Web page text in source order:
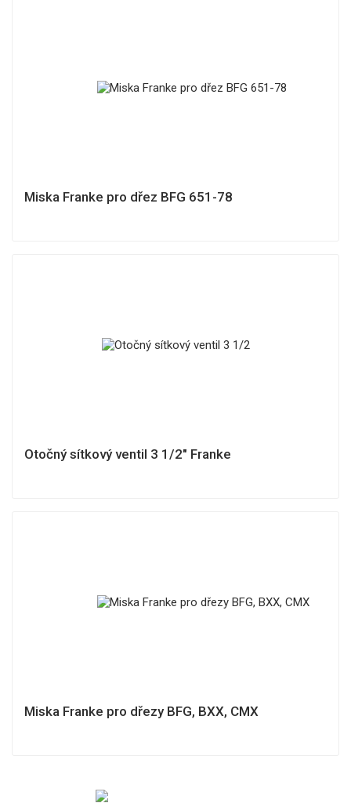
Miska Franke pro dřez BFG 651-78
Otočný sítkový ventil 3 1/2" Franke
Miska Franke pro dřezy BFG, BXX, CMX